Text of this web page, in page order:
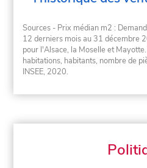
Sources - Prix médian m2 :
12 derniers mois au 31 décembre
pour l'Alsace, la Moselle et
habitations, habitants, nombre de
INSEE, 2020.